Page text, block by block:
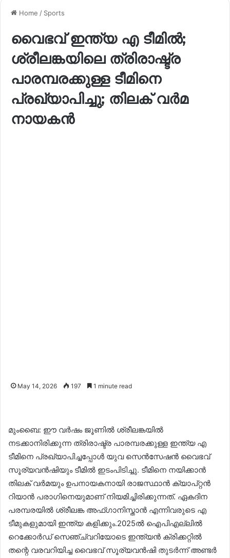
Home / Sports
വൈഭവ് ഇന്ത്യ എ ടീമിൽ;
ശ്രീലങ്കയിലെ ത്രിരാഷ്ട്ര
പാരമ്പരക്കുള്ള ടീമിനെ
പ്രഖ്യാപിച്ചു; തിലക് വർമ
നായകൻ
May 14, 2026 197 1 minute read
മുംബൈ: ഈ വർഷം ജൂണിൽ ശ്രീലങ്കയിൽ
നടക്കാനിരിക്കുന്ന ത്രിരാഷ്ട്ര പാരമ്പരക്കുള്ള ഇന്ത്യ എ
ടീമിനെ പ്രഖ്യാപിച്ചപ്പോൾ യുവ സെൻസേഷൻ വൈഭവ്
സൂര്യവൻഷിയും ടീമിൽ ഇടംപിടിച്ചു. ടീമിനെ നയിക്കാൻ
തിലക് വർമയും ഉപനായകനായി രാജസ്ഥാൻ ക്യാപ്റ്റൻ
റിയാൻ പരാഗിനെയുമാണ് നിയമിച്ചിരിക്കുന്നത്. ഏകദിന
പരമ്പരയിൽ ശ്രീലങ്ക അഫ്ഗാനിസ്താൻ എന്നിവരുടെ എ
ടീമുകളുമായി ഇന്ത്യ കളിക്കും.2025ൽ ഐപിഎല്ലിൽ
റെക്കോർഡ് സെഞ്ച്വറിയോടെ ഇന്ത്യൻ ക്രിക്കറ്റിൽ
തന്റെ വരവറിയിച്ച വൈഭവ് സൂര്യവൻഷി തുടർന്ന് അണ്ടർ